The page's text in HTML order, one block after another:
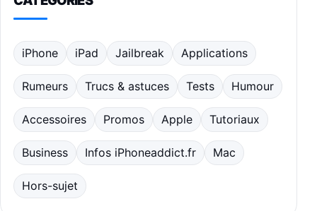
iPhone iPad Jailbreak Applications
Rumeurs Trucs & astuces Tests Humour
Accessoires Promos Apple Tutoriaux
Business Infos iPhoneaddict.fr Mac
Hors-sujet